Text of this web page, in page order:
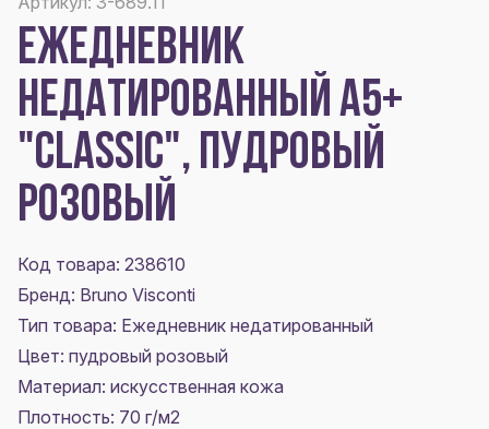
ЕЖЕДНЕВНИК
НЕДАТИРОВАННЫЙ А5+
"CLASSIC", ПУДРОВЫЙ
РОЗОВЫЙ
Код товара: 238610
Бренд: Bruno Visconti
Тип товара: Ежедневник недатированный
Цвет: пудровый розовый
Материал: искусственная кожа
Плотность: 70 г/м2